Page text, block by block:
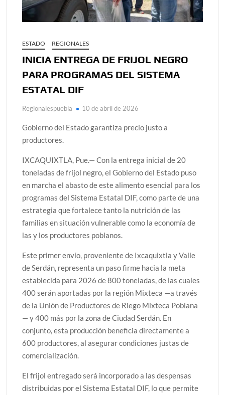
ESTADO REGIONALES
INICIA ENTREGA DE FRIJOL NEGRO
PARA PROGRAMAS DEL SISTEMA
ESTATAL DIF
Regionalespuebla 10 de abril de 2026
Gobierno del Estado garantiza precio justo a
productores.
IXCAQUIXTLA, Pue.— Con la entrega inicial de 20
toneladas de frijol negro, el Gobierno del Estado puso
en marcha el abasto de este alimento esencial para los
programas del Sistema Estatal DIF, como parte de una
estrategia que fortalece tanto la nutrición de las
familias en situación vulnerable como la economía de
las y los productores poblanos.
Este primer envío, proveniente de Ixcaquixtla y Valle
de Serdán, representa un paso firme hacia la meta
establecida para 2026 de 800 toneladas, de las cuales
400 serán aportadas por la región Mixteca —a través
de la Unión de Productores de Riego Mixteca Poblana
— y 400 más por la zona de Ciudad Serdán. En
conjunto, esta producción beneficia directamente a
600 productores, al asegurar condiciones justas de
comercialización.
El frijol entregado será incorporado a las despensas
distribuidas por el Sistema Estatal DIF, lo que permite